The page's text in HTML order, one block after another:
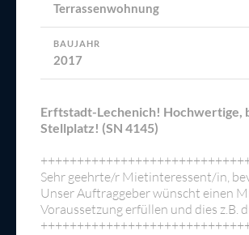
Terrassenwohnung
BAUJAHR
2017
Erftstadt-Lechenich! Hochwertige,
Stellplatz! (SN 4145)
Sehr geehrte/r Mietinteressent/in,
Unser Auftraggeber wünscht einen
Voraussetzung erfüllen und dies z.B.